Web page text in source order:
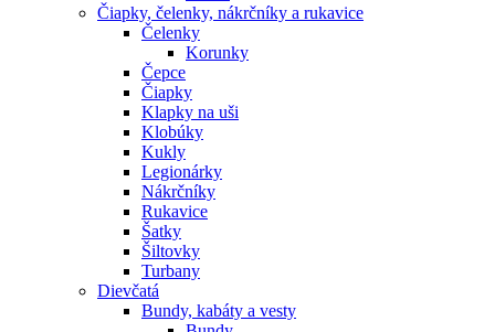
Čiapky, čelenky, nákrčníky a rukavice
Čelenky
Korunky
Čepce
Čiapky
Klapky na uši
Klobúky
Kukly
Legionárky
Nákrčníky
Rukavice
Šatky
Šiltovky
Turbany
Dievčatá
Bundy, kabáty a vesty